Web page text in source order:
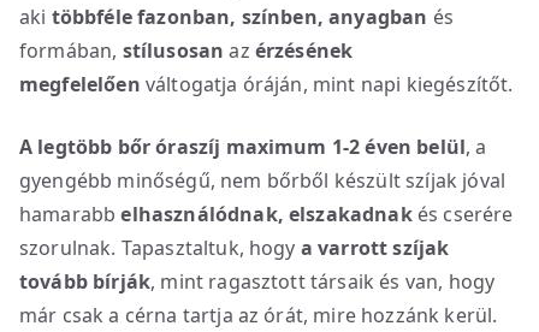
aki többféle fazonban, színben, anyagban és
formában, stílusosan az érzésének
megfelelően váltogatja óráján, mint napi kiegészítőt.
A legtöbb bőr óraszíj maximum 1-2 éven belül, a
gyengébb minőségű, nem bőrből készült szíjak jóval
hamarabbelhasználódnak, elszakadnakés cserére
szorulnak. Tapasztaltuk, hogy a varrott szíjak
tovább bírják, mint ragasztott társaik és van, hogy
már csak a cérna tartja az órát, mire hozzánk kerül.